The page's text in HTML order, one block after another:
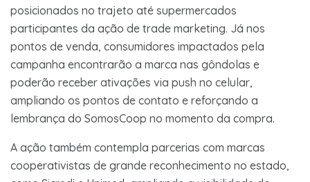
posicionados no trajeto até supermercados
participantes da ação de trade marketing. Já nos
pontos de venda, consumidores impactados pela
campanha encontrarão a marca nas gôndolas e
poderão receber ativações via push no celular,
ampliando os pontos de contato e reforçando a
lembrança do SomosCoop no momento da compra.
A ação também contempla parcerias com marcas
cooperativistas de grande reconhecimento no estado,